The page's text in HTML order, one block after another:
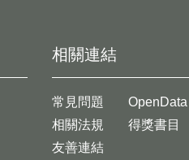
相關連結
常見問題
相關法規
友善連結
OpenData
得獎書目